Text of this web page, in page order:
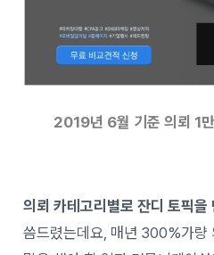
2019년 6월 기준 의뢰 1
의뢰 카테고리별로 잔디 토픽을
씀드렸는데요, 매년 300%가량